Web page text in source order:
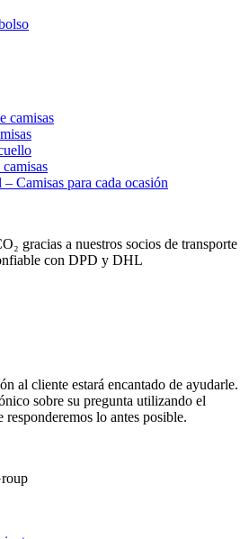
camisas
Camisas para cada ocasión
gracias a nuestros socios de transporte
con DPD y DHL
al cliente estará encantado de ayudarle.
sobre su pregunta utilizando el
lo antes posible.